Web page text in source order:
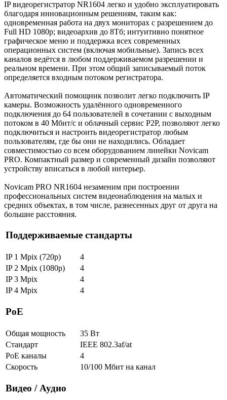
IP видеорегистратор NR1604 легко и удобно эксплуатировать
благодаря инновационным решениям, таким как:
одновременная работа на двух мониторах с разрешением до
Full HD 1080p; видеоархив до 8Тб; интуитивно понятное
графическое меню и поддержка всех современных
операционных систем (включая мобильные). Запись всех
каналов ведётся в любом поддерживаемом разрешении и
реальном времени. При этом общий записываемый поток
определяется входным потоком регистратора.
Автоматический помощник позволит легко подключить IP
камеры. Возможность удалённого одновременного
подключения до 64 пользователей в сочетании с выходным
потоком в 40 Мбит/с и облачный сервис P2P, позволяют легко
подключиться и настроить видеорегистратор любым
пользователям, где бы они не находились. Обладает
совместимостью со всем оборудованием линейки Novicam
PRO. Компактный размер и современный дизайн позволяют
устройству вписаться в любой интерьер.
Novicam PRO NR1604 незаменим при построении
профессиональных систем видеонаблюдения на малых и
средних объектах, в том числе, разнесенных друг от друга на
большие расстояния.
Поддерживаемые стандарты
IP 1 Mpix (720p)
4
IP 2 Mpix (1080p)
4
IP 3 Mpix
4
IP 4 Mpix
4
РоЕ
Общая мощность
35 Вт
Стандарт
IEEE 802.3af/at
PoE каналы
4
Скорость
10/100 Мбит на канал
Видео / Аудио